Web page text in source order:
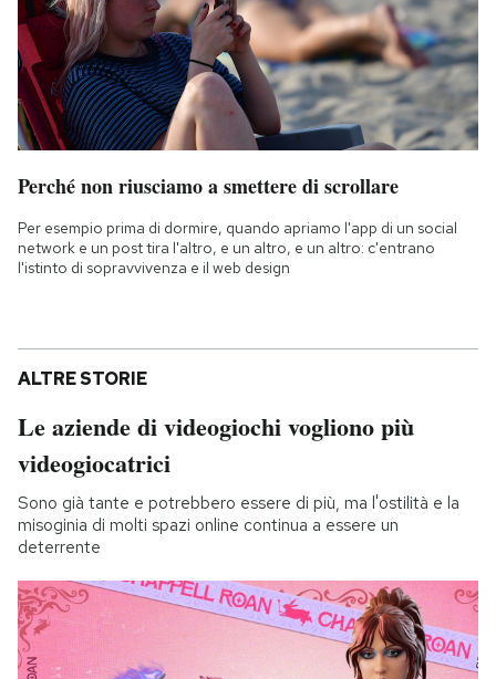
Perché non riusciamo a smettere di scrollare
Per esempio prima di dormire, quando apriamo l'app di un social
network e un post tira l'altro, e un altro, e un altro: c'entrano
l'istinto di sopravvivenza e il web design
ALTRE STORIE
Le aziende di videogiochi vogliono più
videogiocatrici
Sono già tante e potrebbero essere di più, ma l'ostilità e la
misoginia di molti spazi online continua a essere un
deterrente